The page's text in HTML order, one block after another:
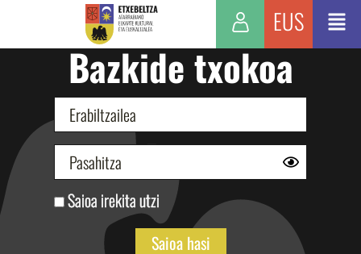
EUS
Bazkide txokoa
Saioa irekita utzi